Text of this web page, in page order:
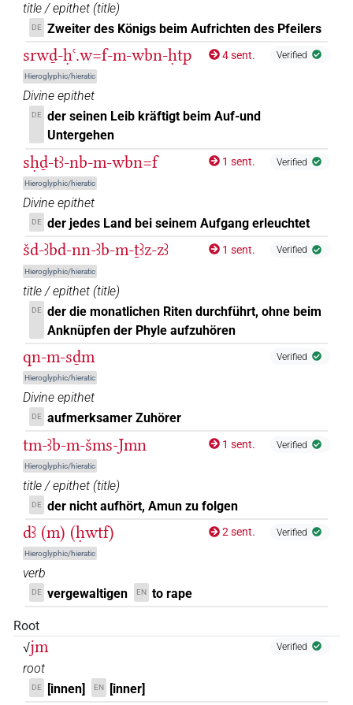
title / epithet (title)
DE Zweiter des Königs beim Aufrichten des Pfeilers
srwḏ-ḥꜥ.w=f-m-wbn-ḥtp
Hieroglyphic/hieratic
4 sent. Verified
Divine epithet
DE der seinen Leib kräftigt beim Auf-und
Untergehen
sḥḏ-tꜣ-nb-m-wbn=f
Hieroglyphic/hieratic
1 sent. Verified
Divine epithet
DE der jedes Land bei seinem Aufgang erleuchtet
šd-ꜣbd-nn-ꜣb-m-ṯꜣz-zꜣ
Hieroglyphic/hieratic
1 sent. Verified
title / epithet (title)
DE
der die monatlichen Riten durchführt, ohne beim
Anknüpfen der Phyle aufzuhören
qn-m-sḏm
Hieroglyphic/hieratic
Verified
Divine epithet
DE aufmerksamer Zuhörer
tm-ꜣb-m-šms-Jmn
Hieroglyphic/hieratic
1 sent. Verified
title / epithet (title)
DE der nicht aufhört, Amun zu folgen
dꜣ (m) (ḥwtf)
Hieroglyphic/hieratic
2 sent. Verified
verb
DE vergewaltigen EN to rape
Root
√jm Verified
root
DE [innen] EN [inner]